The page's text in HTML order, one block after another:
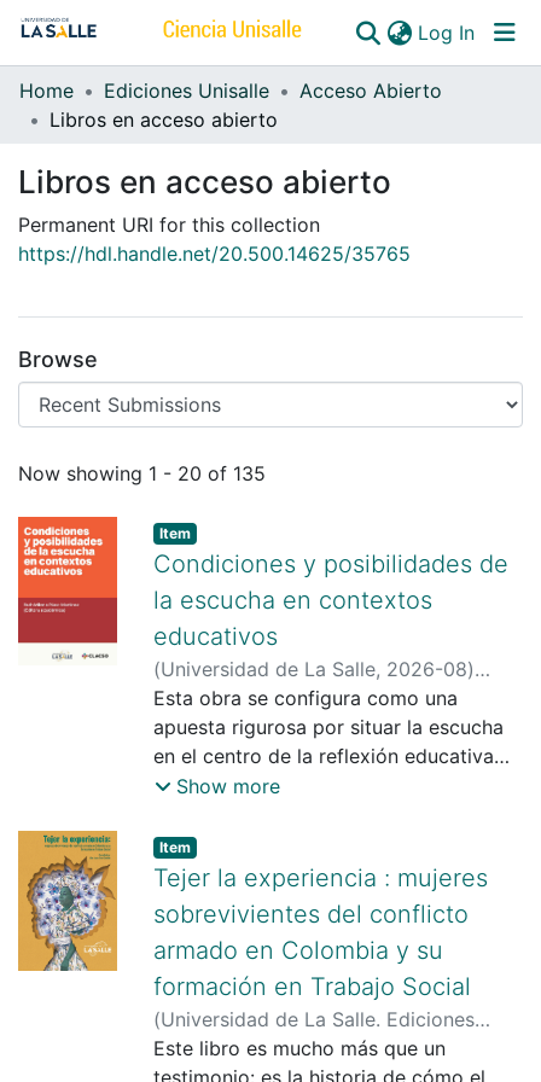
Log In
Communities & Collections
Home Ediciones Unisalle
Acceso Abierto
Libros en acceso abierto
Libros en acceso abierto
Permanent URI for this collection
https://hdl.handle.net/20.500.14625/35765
Browse
Recent Submissions
Now showing 1 - 20 of 135
Item type:
Item,
Condiciones y posibilidades de
la escucha en contextos
educativos
(Universidad de La Salle, 2026-08)
Páez-Martínez, Ruth Milena;de San
Juan González, Melanie;Malagón,
Rusby Yalile ;Borbón, Sebastián;
Vásquez Rodríguez, Fernando
Mahecha, Marilyn
Castellanos-Camacho, Natalia;Sánchez
Camacho, Pablo Andrés
Pacheco
Guzmán, Sandra Hellen ;Gómez Eslava,
Ana María ;Jiménez Cárdenas, Gerardo
Páez-Martínez, Ruth Milena
Esta obra se configura como una
apuesta rigurosa por situar la escucha
en el centro de la reflexión educativa
contemporánea, reconociéndola no solo
como una capacidad compleja que
articula dimensiones cognitivas,
socioafectivas, éticas y políticas,
fundamentales para el desarrollo del
pensamiento crítico y la vida en común.
A partir de un contexto marcado por la
creciente necesidad de diálogo en los
escenarios educativos, el aumento de
conflictos convivenciales y la fragilidad
Show more
Item type:
Item,
Tejer la experiencia : mujeres
sobrevivientes del conflicto
armado en Colombia y su
formación en Trabajo Social
(Universidad de La Salle. Ediciones
Unisalle,2026-01)Cruz Castillo, Alba
Este libro es mucho más que un